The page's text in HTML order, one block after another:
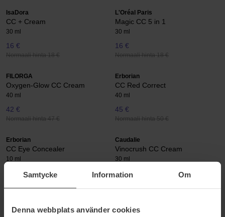
Samtycke Information Om
Denna webbplats använder cookies
IsaDora
CC + Cream
30 ml
16 €
Normaali hinta 18 €
L'Oréal Paris
Magic CC 5 in 1
30 ml
16 €
Normaali hinta 18 €
FILORGA
Oxygen-Glow CC Cream
40 ml
42 €
Normaali hinta 47 €
Erborian
CC Red Correct
40 ml
45 €
Normaali hinta 50 €
Erborian
CC Eye Concealer
10 ml
Caudalie
Vinocrush CC Cream
30 ml
33 €
Brightening CC Foundation
Cellularose Brightening CC